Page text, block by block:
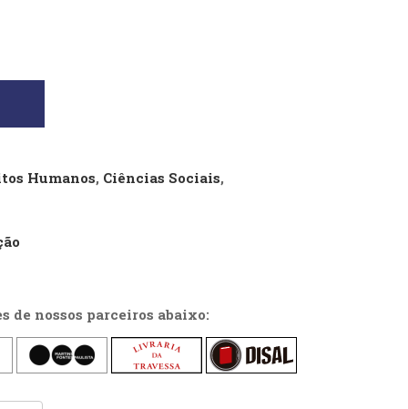
Humanos, Ciências Sociais,
de nossos parceiros abaixo: